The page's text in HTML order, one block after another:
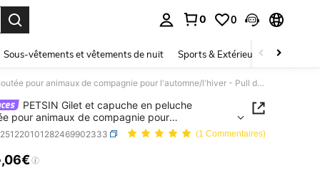
0 0
Sous-vêtements et vêtements de nuit Sports & Extérieur Enfants
PETSIN Gilet et capuche en peluche veloutée pour animaux de compagnie pour l'automne/l'hiver - Pull doux et chaud avec boucle de traction pour chiens, chats et petits animaux, à porter à l'intérieur/à l'extérieur
PETSIN Gilet et capuche en peluche
pour animaux de compagnie pour
l'hiver - Pull doux et chaud avec boucle de
pour chiens, chats et petits animaux, à porter à
à l'extérieur
(1 Commentaires)
AND AVAILABILITY
,06€